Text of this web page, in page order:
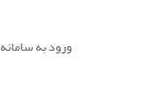
ورود به سامانه